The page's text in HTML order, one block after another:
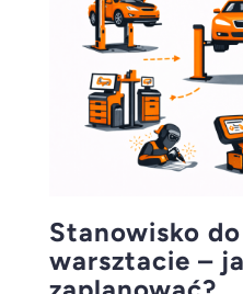
Stanowisko do
warsztacie –